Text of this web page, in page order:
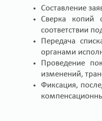
Составление
Сверка копий
соответствии
Передача
органами
Проведение
изменений,
Фиксация,